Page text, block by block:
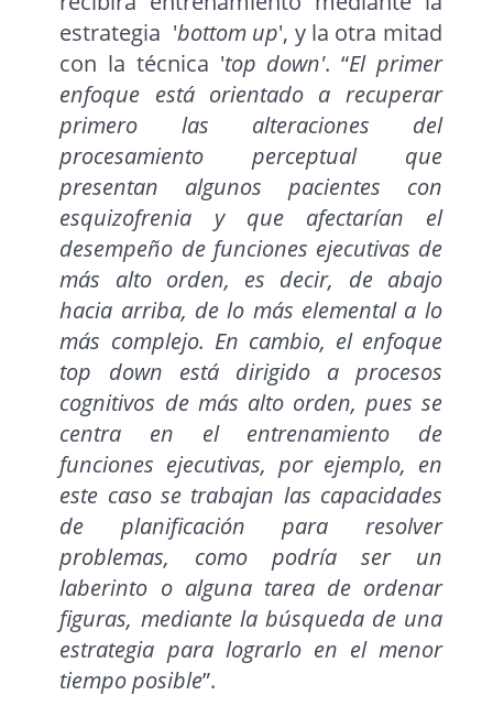
estrategia 'bottom up', y la otra mitad
con la técnica 'top down'. “El primer
enfoque está orientado a recuperar
primero las alteraciones del
procesamiento perceptual que
presentan algunos pacientes con
esquizofrenia y que afectarían el
desempeño de funciones ejecutivas de
más alto orden, es decir, de abajo
hacia arriba, de lo más elemental a lo
más complejo. En cambio, el enfoque
top down está dirigido a procesos
cognitivos de más alto orden, pues se
centra en el entrenamiento de
funciones ejecutivas, por ejemplo, en
este caso se trabajan las capacidades
de planificación para resolver
problemas, como podría ser un
laberinto o alguna tarea de ordenar
figuras, mediante la búsqueda de una
estrategia para lograrlo en el menor
tiempo posible”.